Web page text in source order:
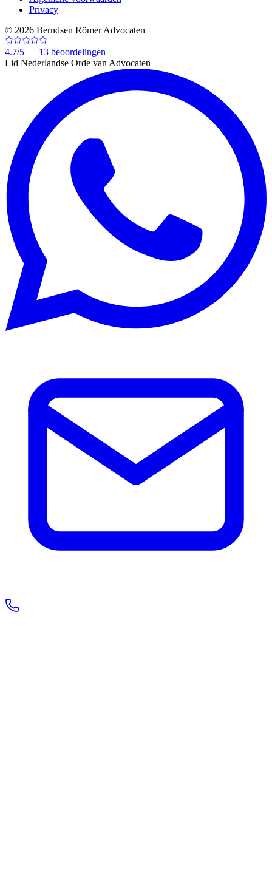
Privacy
© 2026 Berndsen Römer Advocaten
4.7/5 — 13 beoordelingen
Lid Nederlandse Orde van Advocaten